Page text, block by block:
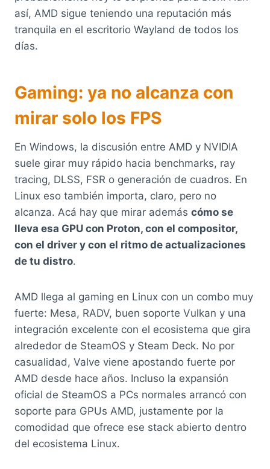
así, AMD sigue teniendo una reputación más
tranquila en el escritorio Wayland de todos los
días.
Gaming: ya no alcanza con
mirar solo los FPS
En Windows, la discusión entre AMD y NVIDIA
suele girar muy rápido hacia benchmarks, ray
tracing, DLSS, FSR o generación de cuadros. En
Linux eso también importa, claro, pero no
alcanza. Acá hay que mirar además cómo se
lleva esa GPU con Proton, con el compositor,
con el driver y con el ritmo de actualizaciones
de tu distro.
AMD llega al gaming en Linux con un combo muy
fuerte: Mesa, RADV, buen soporte Vulkan y una
integración excelente con el ecosistema que gira
alrededor de SteamOS y Steam Deck. No por
casualidad, Valve viene apostando fuerte por
AMD desde hace años. Incluso la expansión
oficial de SteamOS a PCs normales arrancó con
soporte para GPUs AMD, justamente por la
comodidad que ofrece ese stack abierto dentro
del ecosistema Linux.